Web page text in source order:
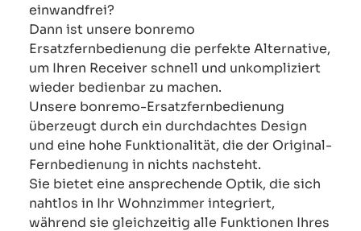
einwandfrei?
Dann ist unsere bonremo
Ersatzfernbedienung die perfekte Alternative,
um Ihren Receiver schnell und unkompliziert
wieder bedienbar zu machen.
Unsere bonremo-Ersatzfernbedienung
überzeugt durch ein durchdachtes Design
und eine hohe Funktionalität, die der Original-
Fernbedienung in nichts nachsteht.
Sie bietet eine ansprechende Optik, die sich
nahtlos in Ihr Wohnzimmer integriert,
während sie gleichzeitig alle Funktionen Ihres